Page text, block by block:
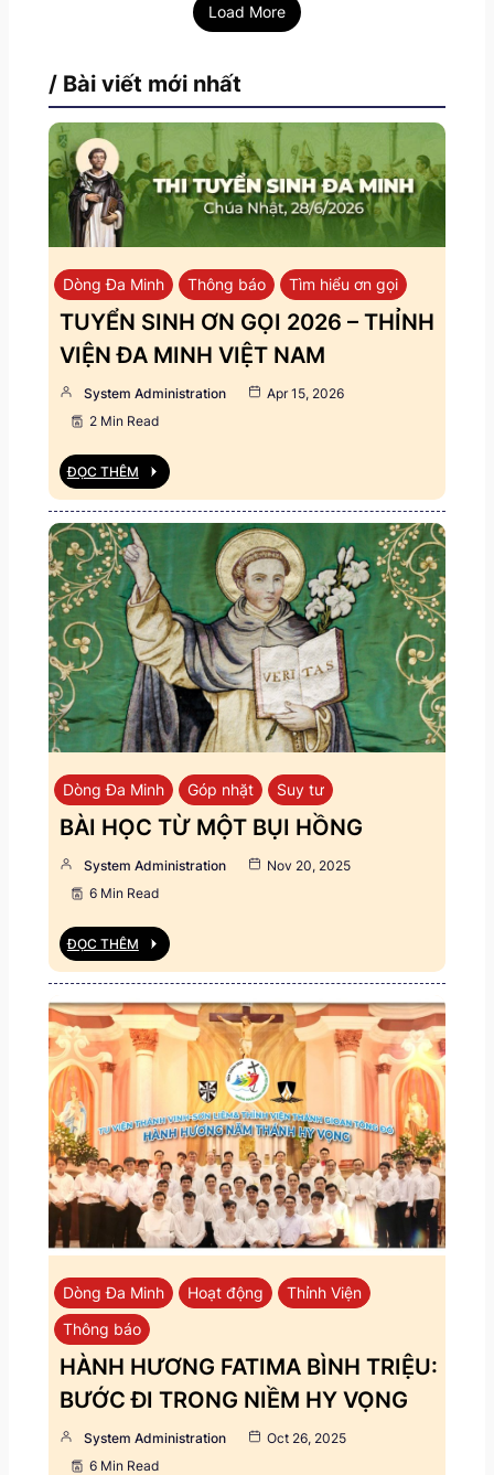
Load More
/ Bài viết mới nhất
Dòng Đa Minh Thông báo Tìm hiểu ơn gọi
TUYỂN SINH ƠN GỌI 2026 – THỈNH
VIỆN ĐA MINH VIỆT NAM
System Administration
Apr 15, 2026
2 Min Read
ĐỌC THÊM
Dòng Đa Minh Góp nhặt Suy tư
BÀI HỌC TỪ MỘT BỤI HỒNG
System Administration
Nov 20, 2025
6 Min Read
ĐỌC THÊM
Dòng Đa Minh Hoạt động
Thỉnh Viện
Thông báo
HÀNH HƯƠNG FATIMA BÌNH TRIỆU:
BƯỚC ĐI TRONG NIỀM HY VỌNG
System Administration
Oct 26, 2025
6 Min Read